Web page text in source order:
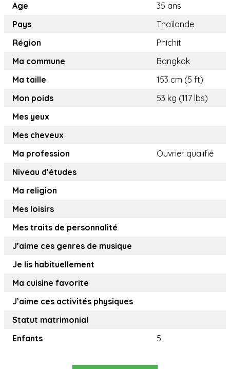
Age
35 ans
Pays
Thaïlande
Région
Phichit
Ma commune
Bangkok
Ma taille
153 cm (5 ft)
Mon poids
53 kg (117 lbs)
Mes yeux
Mes cheveux
Ma profession
Ouvrier qualifié
Niveau d’études
Ma religion
Mes loisirs
Mes traits de personnalité
J’aime ces genres de musique
Je lis habituellement
Ma cuisine favorite
J’aime ces activités physiques
Statut matrimonial
Enfants
5